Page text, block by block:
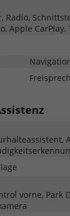
Radio,
Apple CarPlay,
vorne, Park